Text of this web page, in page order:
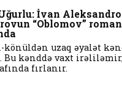
İvan
“Oblomov”
könüldən uzaq əyalət
Bu kənddə vaxt
fırlanır.